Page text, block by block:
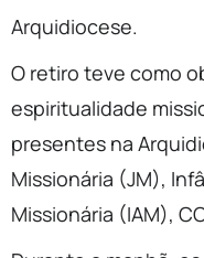
Arquidiocese.
O retiro teve como
espiritualidade
presentes na
Missionária (JM),
Missionária (IAM),